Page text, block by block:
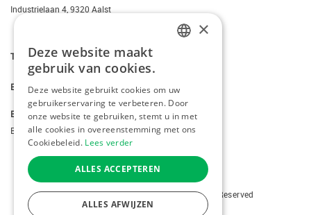
Industrielaan 4, 9320 Aalst
T. +3223095206
E. info@kiddotravel.be
BTW
BE 0685795740
Copyright © 2026 Kiddotravel. All Rights Reserved
ENGLISH
×
Deze website maakt
gebruik van cookies.
Deze website gebruikt cookies om uw
gebruikerservaring te verbeteren. Door
onze website te gebruiken, stemt u in met
alle cookies in overeenstemming met ons
Cookiebeleid. Lees verder
ALLES ACCEPTEREN
ALLES AFWIJZEN